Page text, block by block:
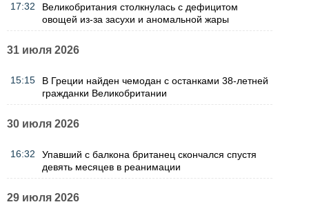
17:32
Великобритания столкнулась с дефицитом
овощей из-за засухи и аномальной жары
31 июля 2026
15:15
В Греции найден чемодан с останками 38-летней
гражданки Великобритании
30 июля 2026
16:32
Упавший с балкона британец скончался спустя
девять месяцев в реанимации
29 июля 2026